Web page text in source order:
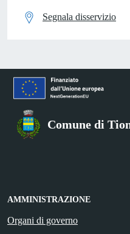
Segnala disservizio
Comune di
AMMINISTRAZIONE
Organi di governo